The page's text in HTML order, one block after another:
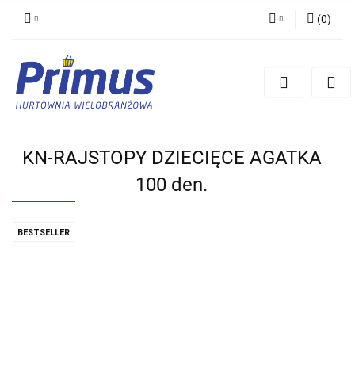
Zarejestruj się
(0)
KN-RAJSTOPY DZIECIĘCE AGATKA
100 den.
BESTSELLER